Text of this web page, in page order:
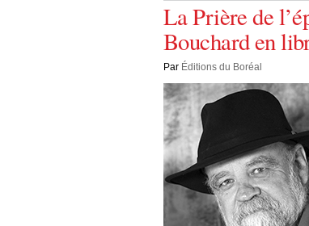
La Prière de
Bouchard en
Par Éditions du Boréal